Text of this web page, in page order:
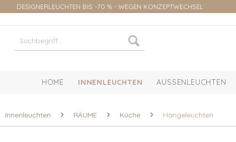
DESIGNERLEUCHTEN BIS -70 % - WEGEN KONZEPTWECHSEL
HOME INNENLEUCHTEN AUSSENLEUCHTEN
Innenleuchten RÄUME Küche Hängeleuchten